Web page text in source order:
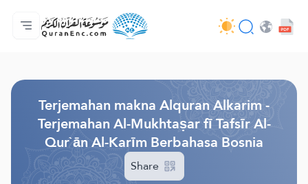
Beranda
Daftar isi terjemahan
Audio
Layanan pengembang - API
Tentang proyek ini
Hubungi kami
Bahasa
Terjemahan makna Alquran Alkarim -
Terjemahan Al-Mukhtaṣar fī Tafsīr Al-
Qur`ān Al-Karīm Berbahasa Bosnia
Share